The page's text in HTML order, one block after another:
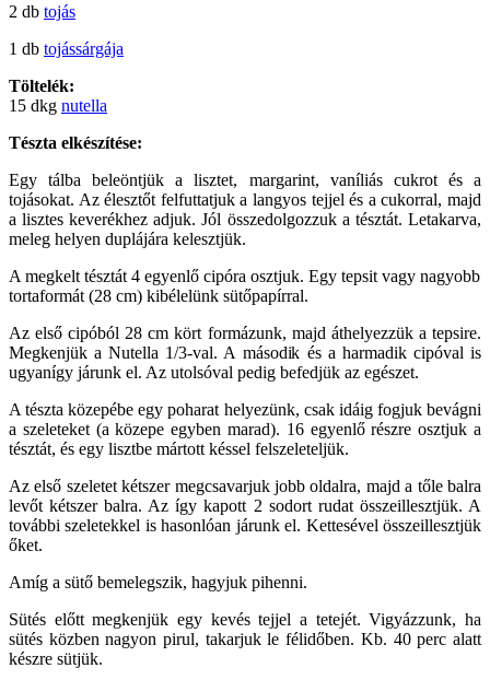
2 db tojás
1 db tojássárgája
Töltelék:
15 dkg nutella
Tészta elkészítése:
Egy tálba beleöntjük a lisztet, margarint, vaníliás cukrot és a
tojásokat. Az élesztőt felfuttatjuk a langyos tejjel és a cukorral, majd
a lisztes keverékhez adjuk. Jól összedolgozzuk a tésztát. Letakarva,
meleg helyen duplájára kelesztjük.
A megkelt tésztát 4 egyenlő cipóra osztjuk. Egy tepsit vagy nagyobb
tortaformát (28 cm) kibélelünk sütőpapírral.
Az első cipóból 28 cm kört formázunk, majd áthelyezzük a tepsire.
Megkenjük a Nutella 1/3-val. A második és a harmadik cipóval is
ugyanígy járunk el. Az utolsóval pedig befedjük az egészet.
A tészta közepébe egy poharat helyezünk, csak idáig fogjuk bevágni
a szeleteket (a közepe egyben marad). 16 egyenlő részre osztjuk a
tésztát, és egy lisztbe mártott késsel felszeleteljük.
Az első szeletet kétszer megcsavarjuk jobb oldalra, majd a tőle balra
levőt kétszer balra. Az így kapott 2 sodort rudat összeillesztjük. A
további szeletekkel is hasonlóan járunk el. Kettesével összeillesztjük
őket.
Amíg a sütő bemelegszik, hagyjuk pihenni.
Sütés előtt megkenjük egy kevés tejjel a tetejét. Vigyázzunk, ha
sütés közben nagyon pirul, takarjuk le félidőben. Kb. 40 perc alatt
készre sütjük.